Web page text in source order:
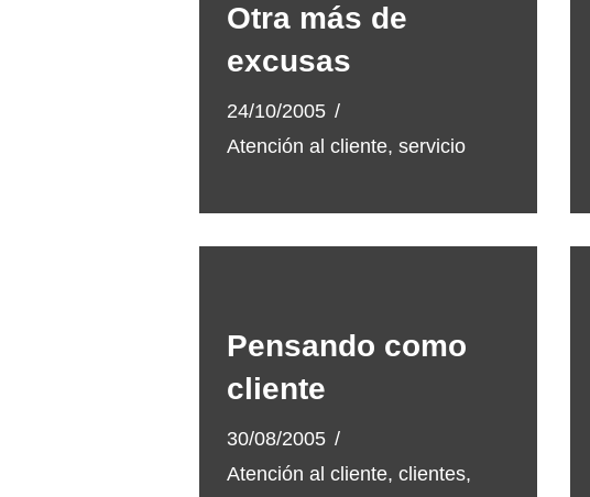
Otra más de
excusas
24/10/2005
Atención al cliente, servicio
Pensando como
cliente
30/08/2005
Atención al cliente, clientes,